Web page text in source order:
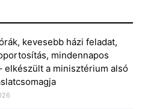
kevesebb házi feladat,
mindennapos
elkészült a minisztérium alsó